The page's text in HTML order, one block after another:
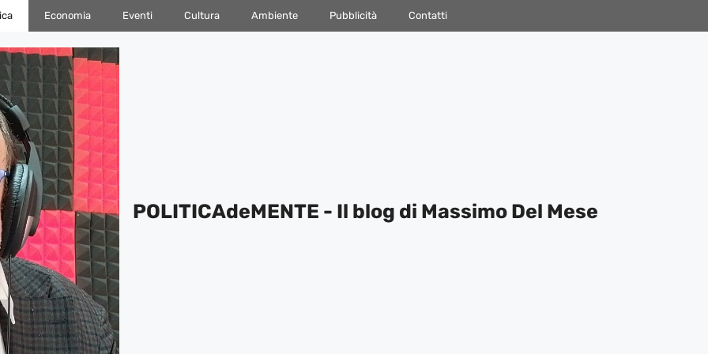
Economia Eventi Cultura Ambiente Pubblicità Contatti
POLITICAdeMENTE - Il blog di Massimo Del Mese